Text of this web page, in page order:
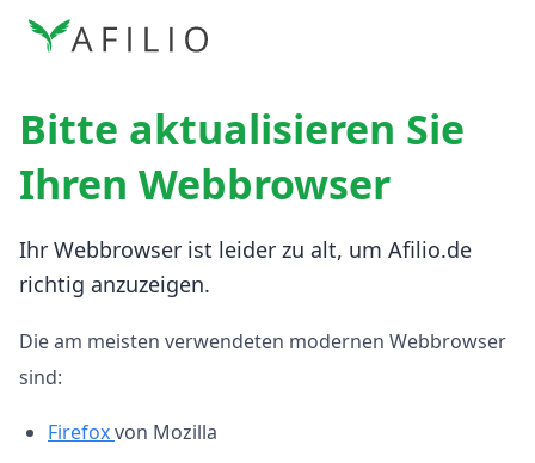
Bitte aktualisieren Sie
Ihren Webbrowser
Ihr Webbrowser ist leider zu alt, um Afilio.de
richtig anzuzeigen.
Die am meisten verwendeten modernen Webbrowser
sind:
Firefoxvon Mozilla